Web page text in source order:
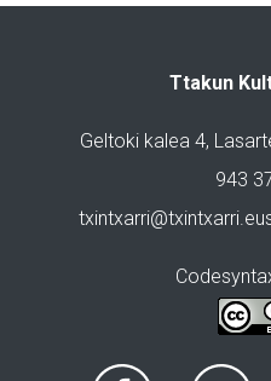
Ttakun
Geltoki kalea 4,
943